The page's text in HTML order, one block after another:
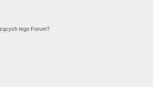
tego Forum?